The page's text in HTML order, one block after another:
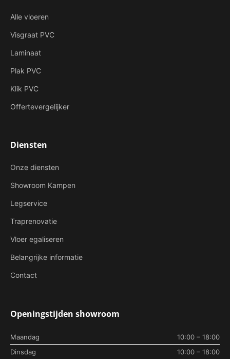
Alle vloeren
Visgraat PVC
Laminaat
Plak PVC
Klik PVC
Offertevergelijker
Diensten
Onze diensten
Showroom Kampen
Legservice
Traprenovatie
Vloer egaliseren
Belangrijke informatie
Contact
Openingstijden showroom
Maandag
10:00 – 18:00
Dinsdag
10:00 – 18:00